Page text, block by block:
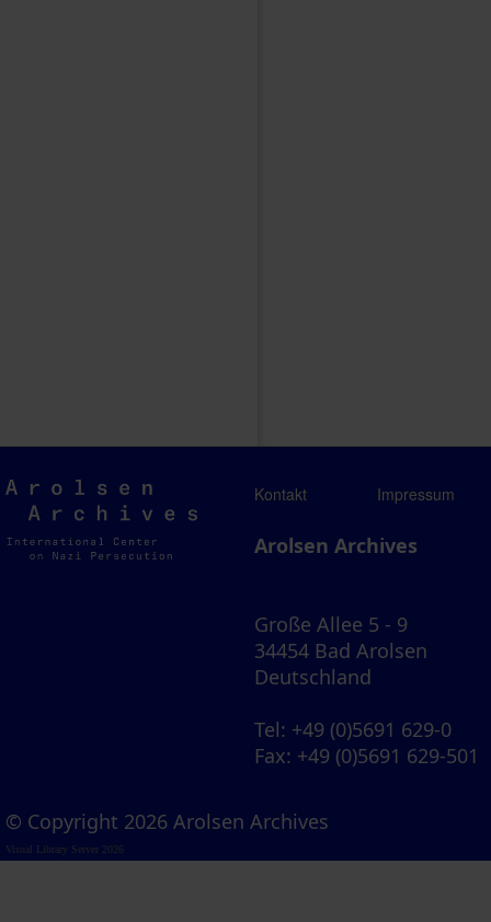
Arolsen
Archives
Kontakt Impressum
Arolsen Archives
Große Allee 5 - 9
34454 Bad Arolsen
Deutschland
Tel: +49 (0)5691 629-0
Fax: +49 (0)5691 629-501
© Copyright 2026 Arolsen Archives
Visual Library Server 2026